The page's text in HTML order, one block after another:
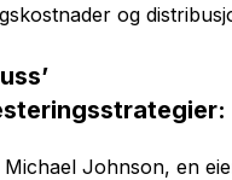
og
Michael Johnson, en